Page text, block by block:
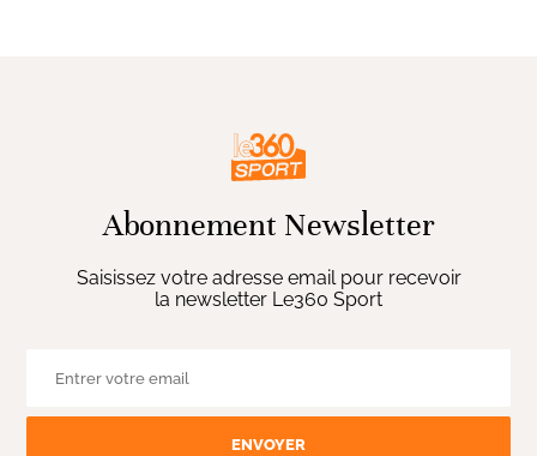
Abonnement Newsletter
Saisissez votre adresse email pour recevoir
la newsletter Le360 Sport
ENVOYER